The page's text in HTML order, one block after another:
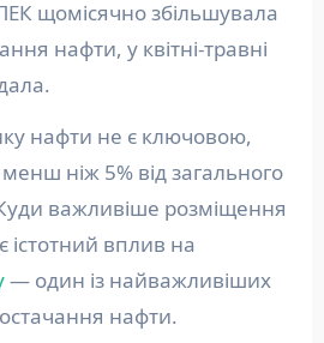
щомісячно збільшувала
нафти, у квітні-травні
нафти не є ключовою,
ніж 5% від загального
Куди важливіше розміщення
вплив на
— один із найважливіших
нафти.